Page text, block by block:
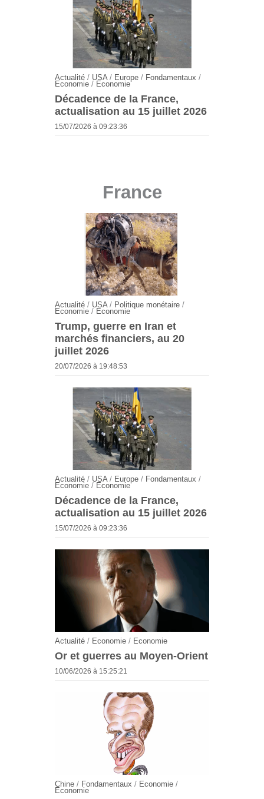
Actualité/ USA/ Europe/ Fondamentaux /
Economie/ Economie
Décadence de la France,
actualisation au 15 juillet 2026
15/07/2026 à 09:23:36
France
Actualité/ USA/ Politique monétaire/
Economie/ Economie
Trump, guerre en Iran et
marchés financiers, au 20
juillet 2026
20/07/2026 à 19:48:53
Actualité/ USA/ Europe/ Fondamentaux /
Economie/ Economie
Décadence de la France,
actualisation au 15 juillet 2026
15/07/2026 à 09:23:36
Actualité/ Economie/ Economie
Or et guerres au Moyen-Orient
10/06/2026 à 15:25:21
Chine/ Fondamentaux / Economie/
Economie